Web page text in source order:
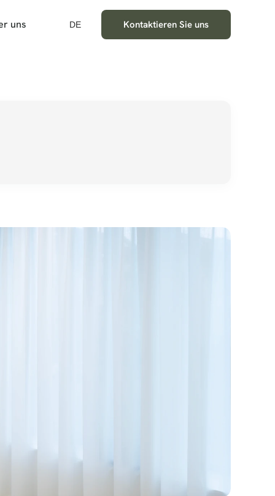
uns DE Kontaktieren Sie uns